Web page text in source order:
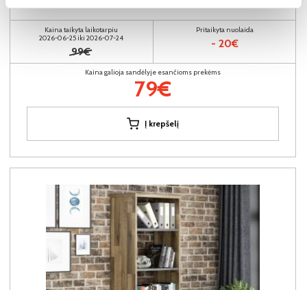
Kaina taikyta laikotarpiu
2026-06-25 iki 2026-07-24
99€
Pritaikyta nuolaida
- 20€
Kaina galioja sandėlyje esančioms prekėms
79€
Į krepšelį